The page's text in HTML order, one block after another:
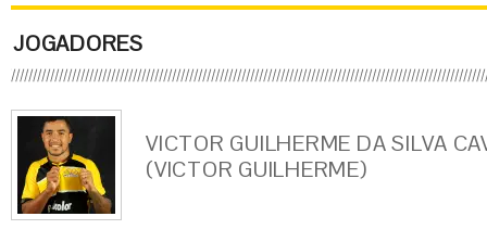
JOGADORES
VICTOR GUILHERME DA SILVA
(VICTOR GUILHERME)